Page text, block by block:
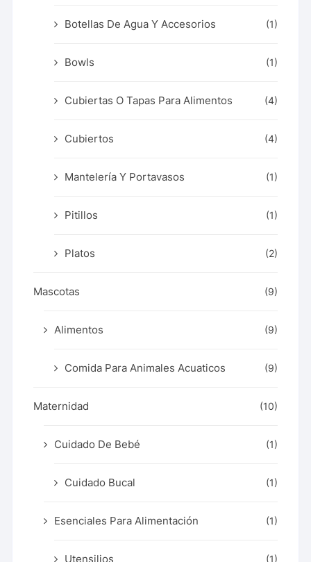
Botellas De Agua Y Accesorios (1)
Bowls (1)
Cubiertas O Tapas Para Alimentos (4)
Cubiertos (4)
Mantelería Y Portavasos (1)
Pitillos (1)
Platos (2)
Mascotas (9)
Alimentos (9)
Comida Para Animales Acuaticos (9)
Maternidad (10)
Cuidado De Bebé (1)
Cuidado Bucal (1)
Esenciales Para Alimentación (1)
Utensilios (1)